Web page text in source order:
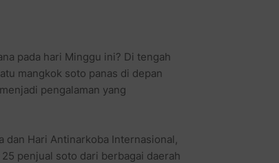
pada hari Minggu ini? Di tengah
mangkok soto panas di depan
pengalaman yang
Hari Antinarkoba Internasional,
penjual soto dari berbagai daerah